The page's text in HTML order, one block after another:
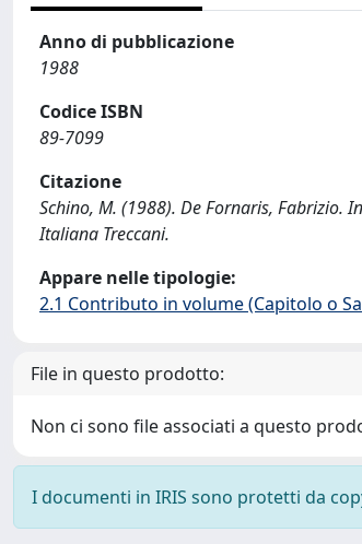
Anno di pubblicazione
1988
Codice ISBN
89-7099
Citazione
Schino, M. (1988). De Fornaris, Fabrizio.
Italiana Treccani.
Appare nelle tipologie:
2.1 Contributo in volume (Capitolo o
File in questo prodotto:
Non ci sono file associati a questo
I documenti in IRIS sono protetti da